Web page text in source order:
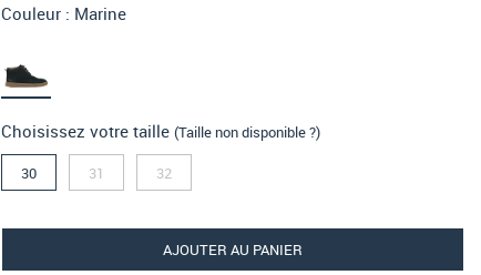
Couleur : Marine
Choisissez votre taille (Taille non disponible ?)
30 31 32
AJOUTER AU PANIER